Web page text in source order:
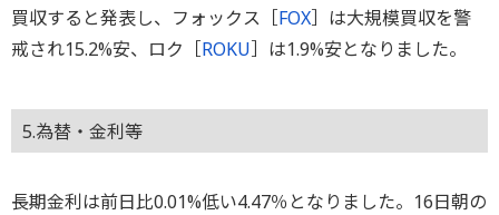
買収すると発表し、フォックス［FOX］は大規模買収を警
戒され15.2%安、ロク［ROKU］は1.9%安となりました。
5.為替・金利等
長期金利は前日比0.01%低い4.47％となりました。16日朝の